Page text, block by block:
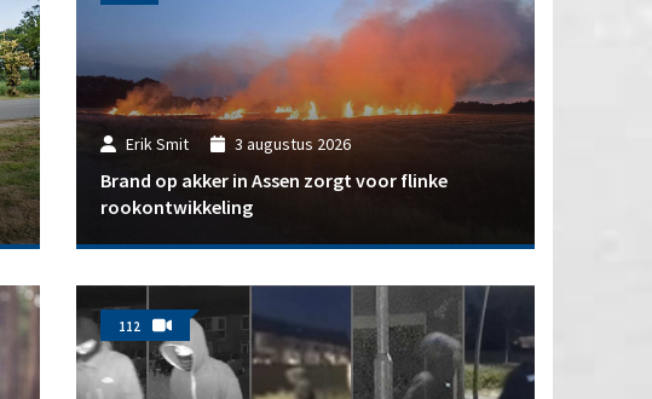
Erik Smit 3 augustus 2026
Brand op akker in Assen zorgt voor flinke
rookontwikkeling
112